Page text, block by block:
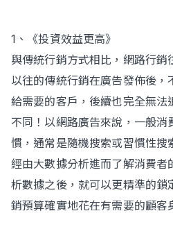
1、《投資效益更高》
與傳統行銷方式相比，網路行銷
以往的傳統行銷在廣告發佈後，
給需要的客戶，後續也完全無法
不同！以網路廣告來說，一般消
慣，通常是隨機搜索或習慣性搜
經由大數據分析進而了解消費者
析數據之後，就可以更精準的鎖
銷預算確實地花在有需要的顧客